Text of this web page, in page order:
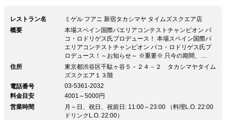
レストラン名
ミゲル フアニ 新宿タカシマヤ タイムズスクエア店
概要
本場スペイン国際パエリアコンテストチャンピオン パ
コ・ロドリゲス氏プロデュース！ 本場スペイン国際パ
エリアコンテストチャンピオン パコ・ロドリゲス氏プ
ロデュース！～お知らせ～ ※重要※ 只今の期間、
11:00～20:00迄の短縮営業、及び限定的なメニューで
のご案内となります。 詳しい内容は店舗までお問い合
2014年にチャンピオンとなった、 スペイン料理界若手
NO.1評価のパコ ロドリゲス氏プロデュース！ ＜世界一
の本場スペイン料理＞ スペインのパエリアは、米の歯
ごたえがある、米のアルデンテを味わうのが特徴。 本
住所
東京都渋谷区千駄ヶ谷５－２４－２ タカシマヤタイム
ズスクエア１３階
電話番号
03-5361-2032
料金目安
4001～5000円
営業時間
月～日、祝日、祝前日: 11:00～23:00 （料理L.O. 22:00
ドリンクL.O. 22:00）